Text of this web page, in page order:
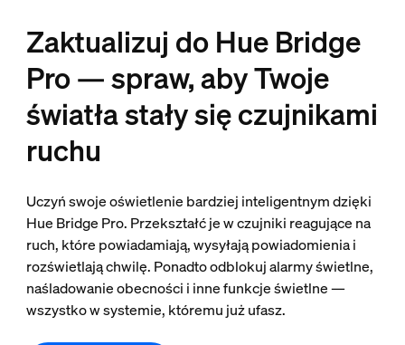
Zaktualizuj do Hue Bridge
Pro — spraw, aby Twoje
światła stały się czujnikami
ruchu
Uczyń swoje oświetlenie bardziej inteligentnym dzięki
Hue Bridge Pro. Przekształć je w czujniki reagujące na
ruch, które powiadamiają, wysyłają powiadomienia i
rozświetlają chwilę. Ponadto odblokuj alarmy świetlne,
naśladowanie obecności i inne funkcje świetlne —
wszystko w systemie, któremu już ufasz.